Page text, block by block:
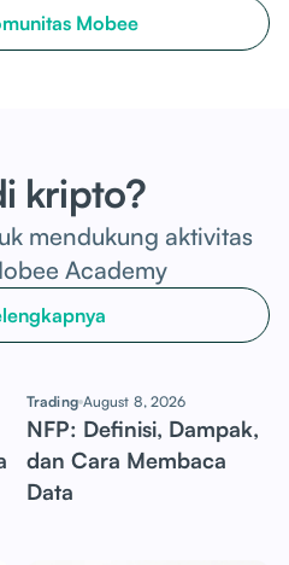
Mobee
kripto?
mendukung aktivitas
Academy
Trading August 8, 2026
NFP: Definisi, Dampak,
dan Cara Membaca
Data